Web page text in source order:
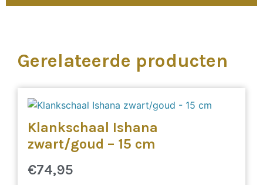
Gerelateerde producten
Klankschaal Ishana
zwart/goud – 15 cm
€74,95